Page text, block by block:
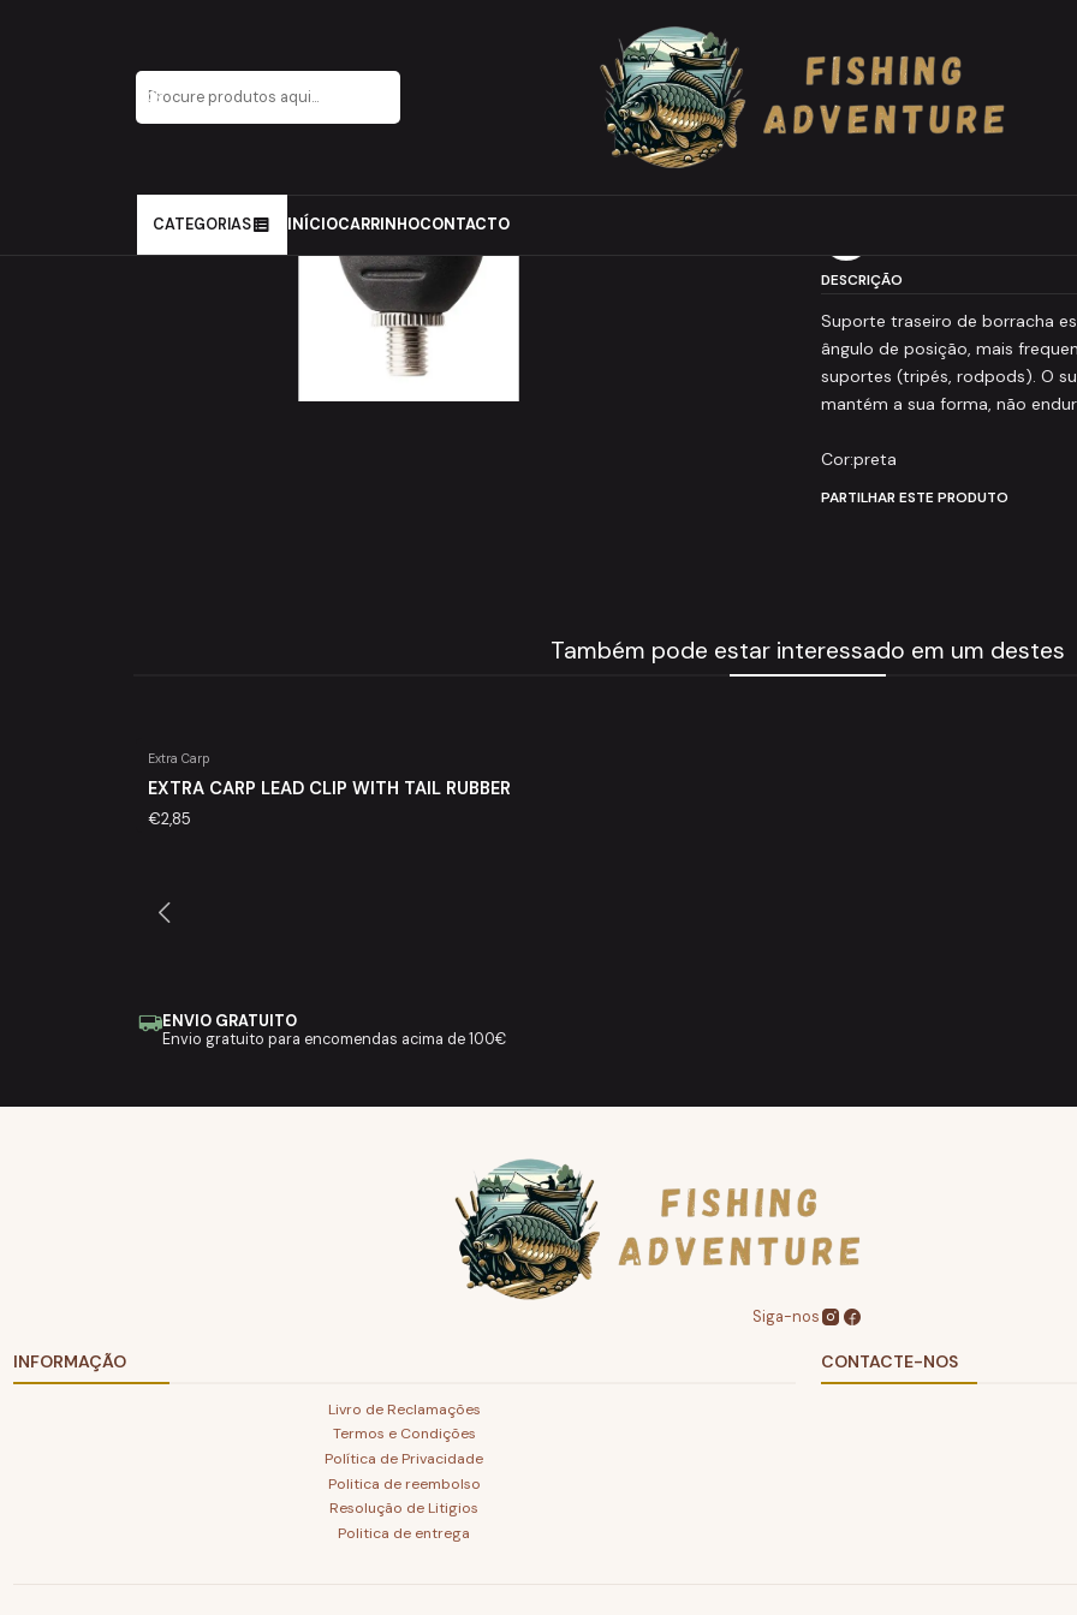
CATEGORIAS INÍCIOCARRINHOCONTACTO
ZFISH Rubber Rod Rest Black
|
ZFISH Rubber
DESCRIÇÃO
Suporte traseiro de borracha
ângulo de posição, mais
suportes (tripés, rodpods). O
mantém a sua forma, não
Cor:preta
PARTILHAR ESTE PRODUTO
Também pode estar interessado em um destes
Extra Carp
EXTRA CARP LEAD CLIP WITH TAIL RUBBER
€2,85
ENVIO GRATUITO
Envio gratuito para encomendas acima de 100€
Siga-nos
INFORMAÇÃO
Livro de Reclamações
Termos e Condições
Política de Privacidade
Politica de reembolso
Resolução de Litigios
Politica de entrega
CONTACTE-NOS